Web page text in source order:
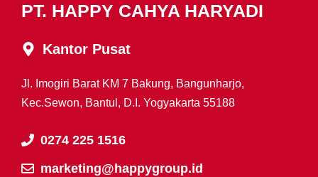
PT. HAPPY CAHYA HARYADI
Kantor Pusat
Jl. Imogiri Barat KM 7 Bakung, Bangunharjo,
Kec.Sewon, Bantul, D.I. Yogyakarta 55188
0274 225 1516
marketing@happygroup.id